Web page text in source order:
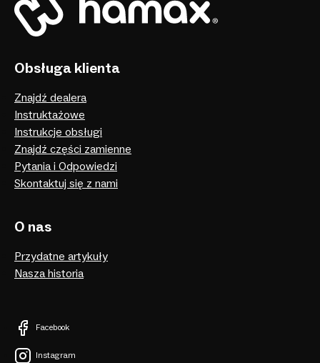
Facebook
Instagram
Obsługa klienta
Znajdź dealera
Instruktażowe
Instrukcje obsługi
Znajdź części zamienne
Pytania i Odpowiedzi
Skontaktuj się z nami
O nas
Przydatne artykuły
Nasza historia